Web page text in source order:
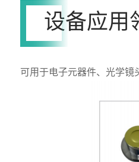
设备应用
可用于电子元器件、光学镜